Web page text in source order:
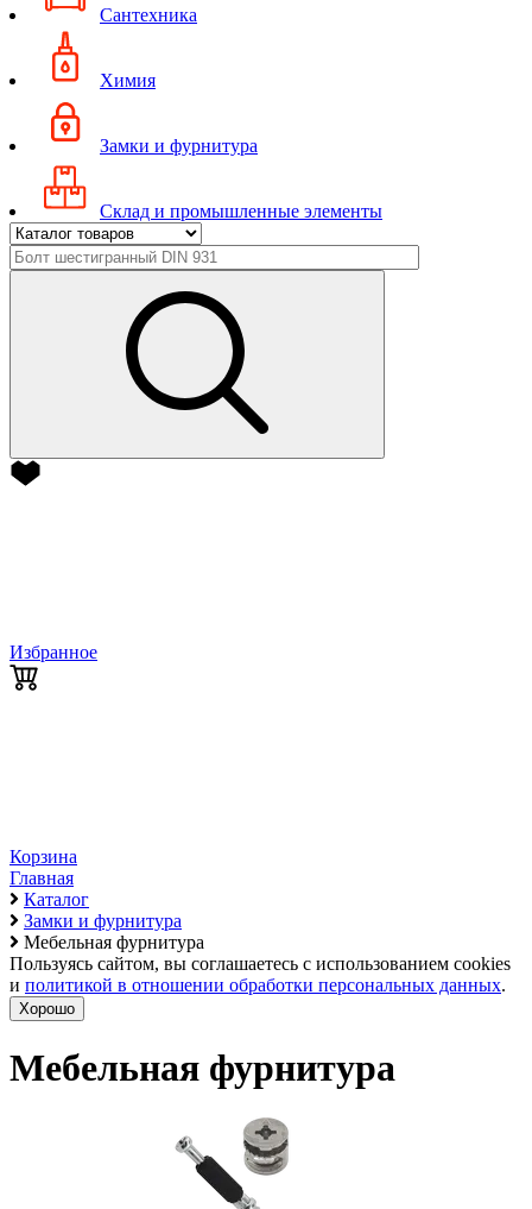
Сантехника
Химия
Замки и фурнитура
Склад и промышленные элементы
Избранное
Корзина
Главная
Каталог
Замки и фурнитура
Мебельная фурнитура
Пользуясь сайтом, вы соглашаетесь с использованием cookies
и политикой в отношении обработки персональных данных.
Хорошо
Мебельная фурнитура